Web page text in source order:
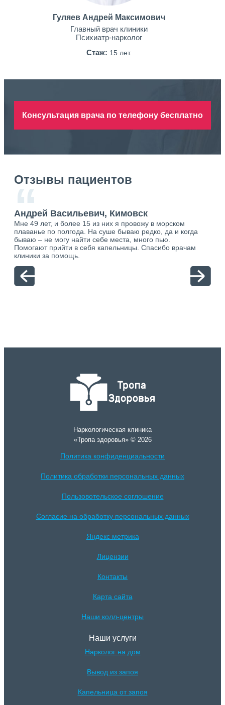
Гуляев Андрей Максимович
Главный врач клиники
Психиатр-нарколог
Стаж: 15 лет.
Консультация врача по телефону бесплатно
Отзывы пациентов
“
Андрей Васильевич, Кимовск
Мне 49 лет, и более 15 из них я провожу в морском
плаванье по полгода. На суше бываю редко, да и когда
бываю – не могу найти себе места, много пью.
Помогают прийти в себя капельницы. Спасибо врачам
клиники за помощь.
Наркологическая клиника
«Тропа здоровья» © 2026
Политика конфиденциальности
Политика обработки персональных данных
Пользовотельское соглошение
Согласие на обработку персональных данных
Яндекс метрика
Лицензии
Контакты
Карта сайта
Наши колл-центры
Наши услуги
Нарколог на дом
Вывод из запоя
Капельница от запоя